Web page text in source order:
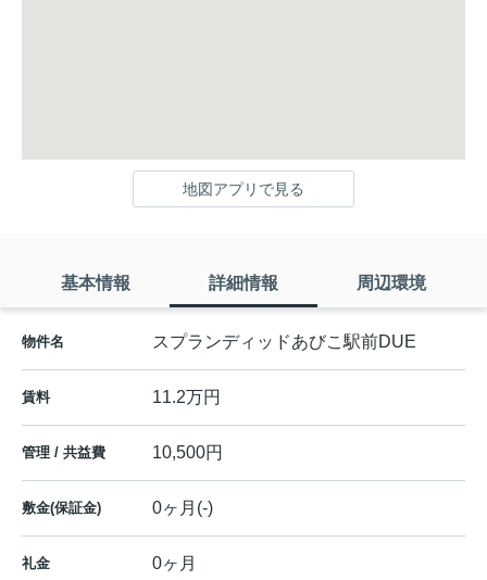
地図アプリで見る
基本情報 詳細情報 周辺環境
物件名 スプランディッドあびこ駅前DUE
賃料 11.2万円
管理 / 共益費 10,500円
敷金(保証金) 0ヶ月(-)
礼金 0ヶ月